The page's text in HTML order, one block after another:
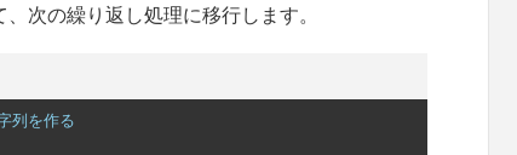
次の繰り返し処理に移行します。
を作る